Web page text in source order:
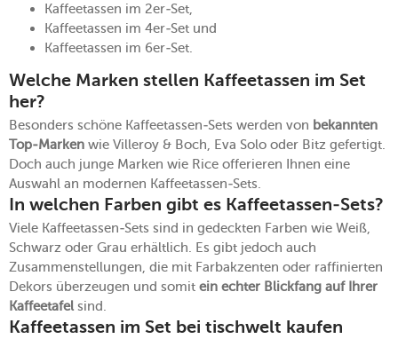
Kaffeetassen im 2er-Set,
Kaffeetassen im 4er-Set und
Kaffeetassen im 6er-Set.
Welche Marken stellen Kaffeetassen im Set
her?
Besonders schöne Kaffeetassen-Sets werden von bekannten
Top-Marken wie Villeroy & Boch, Eva Solo oder Bitz gefertigt.
Doch auch junge Marken wie Rice offerieren Ihnen eine
Auswahl an modernen Kaffeetassen-Sets.
In welchen Farben gibt es Kaffeetassen-Sets?
Viele Kaffeetassen-Sets sind in gedeckten Farben wie Weiß,
Schwarz oder Grau erhältlich. Es gibt jedoch auch
Zusammenstellungen, die mit Farbakzenten oder raffinierten
Dekors überzeugen und somit ein echter Blickfang auf Ihrer
Kaffeetafelsind.
Kaffeetassen im Set bei tischwelt kaufen